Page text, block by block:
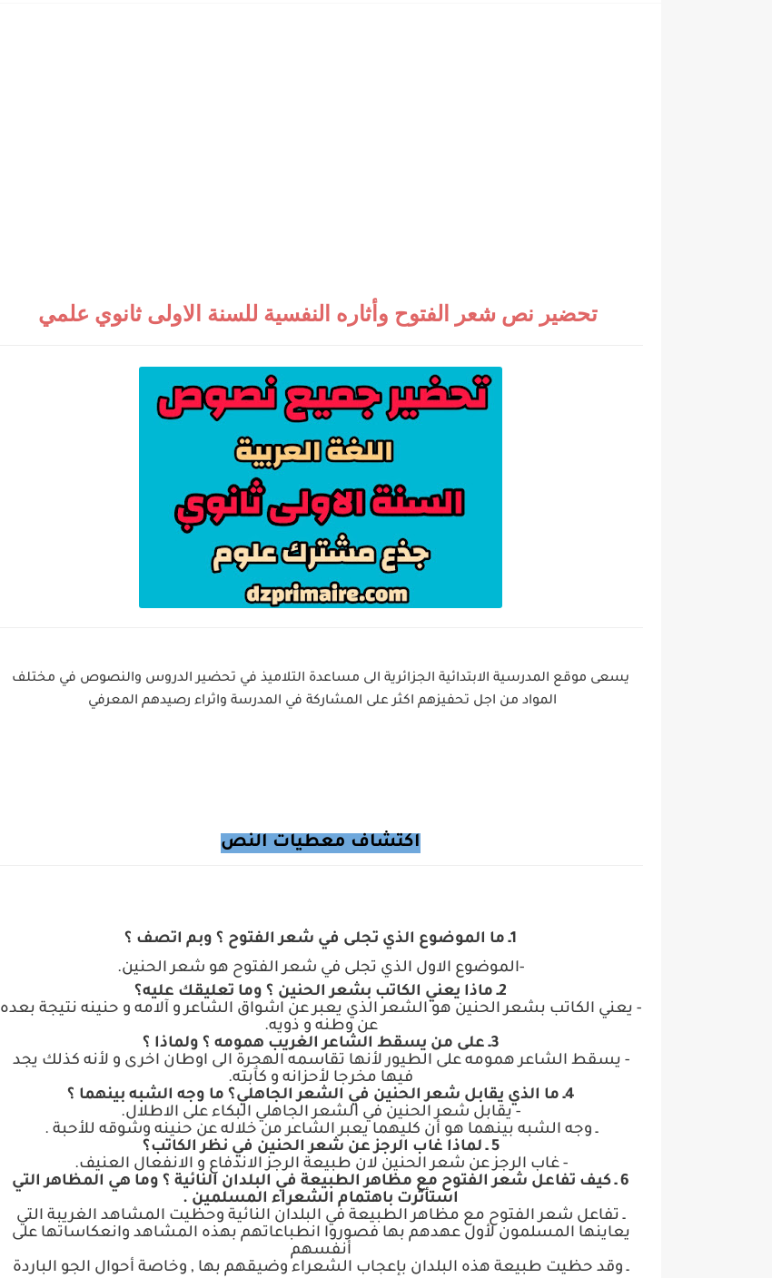
تحضير نص شعر الفتوح وأثاره النفسية للسنة الاولى ثانوي علمي
يسعى موقع المدرسية الابتدائية الجزائرية الى مساعدة التلاميذ في تحضير الدروس والنصوص في مختلف
المواد من اجل تحفيزهم اكثر على المشاركة في المدرسة واثراء رصيدهم المعرفي
اكتشاف معطيات النص
1ـ ما الموضوع الذي تجلى في شعر الفتوح ؟ وبم اتصف ؟
-الموضوع الاول الذي تجلى في شعر الفتوح هو شعر الحنين.
2ـ ماذا يعني الكاتب بشعر الحنين ؟ وما تعليقك عليه؟
- يعني الكاتب بشعر الحنين هو الشعر الذي يعبر عن اشواق الشاعر و آلامه و حنينه نتيجة بعده
عن وطنه و ذويه.
3ـ على من يسقط الشاعر الغريب همومه ؟ ولماذا ؟
- يسقط الشاعر همومه على الطيور لأنها تقاسمه الهجرة الى اوطان اخرى و لأنه كذلك يجد
فيها مخرجا لأحزانه و كآبته.
4ـ ما الذي يقابل شعر الحنين في الشعر الجاهلي؟ ما وجه الشبه بينهما ؟
- يقابل شعر الحنين في الشعر الجاهلي البكاء على الاطلال.
ـ وجه الشبه بينهما هو أن كليهما يعبر الشاعر من خلاله عن حنينه وشوقه للأحبة .
5 ـ لماذا غاب الرجز عن شعر الحنين في نظر الكاتب؟
- غاب الرجز عن شعر الحنين لان طبيعة الرجز الاندفاع و الانفعال العنيف.
6 ـ كيف تفاعل شعر الفتوح مع مظاهر الطبيعة في البلدان النائية ؟ وما هي المظاهر التي
استأثرت باهتمام الشعراء المسلمين .
ـ تفاعل شعر الفتوح مع مظاهر الطبيعة في البلدان النائية وحظيت المشاهد الغريبة التي
يعاينها المسلمون لأول عهدهم بها فصوروا انطباعاتهم بهذه المشاهد وانعكاساتها على
أنفسهم
ـ وقد حظيت طبيعة هذه البلدان بإعجاب الشعراء وضيقهم بها , وخاصة أحوال الجو الباردة